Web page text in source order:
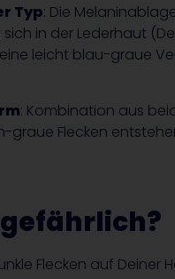
Typ: Die
in der Lederhaut
leicht blau-graue
: Kombination aus
graue Flecken
Flecken auf Deiner